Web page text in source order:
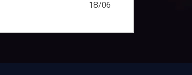
18/06